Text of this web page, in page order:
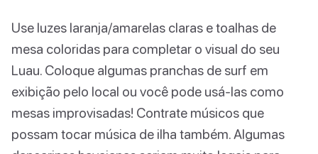
Use luzes laranja/amarelas claras e toalhas de
mesa coloridas para completar o visual do seu
Luau. Coloque algumas pranchas de surf em
exibição pelo local ou você pode usá-las como
mesas improvisadas! Contrate músicos que
possam tocar música de ilha também. Algumas